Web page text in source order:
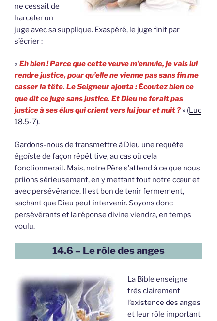
ne cessait de
harceler un
juge avec sa supplique. Exaspéré, le juge finit par
s’écrier :
« Eh bien ! Parce que cette veuve m’ennuie, je vais lui
rendre justice, pour qu’elle ne vienne pas sans fin me
casser la tête. Le Seigneur ajouta : Écoutez bien ce
que dit ce juge sans justice. Et Dieu ne ferait pas
justice à ses élus qui crient vers lui jour et nuit ?» (Luc
18.5-7).
Gardons-nous de transmettre à Dieu une requête
égoïste de façon répétitive, au cas où cela
fonctionnerait. Mais, notre Père s’attend à ce que nous
priions sérieusement, en y mettant tout notre cœur et
avec persévérance. Il est bon de tenir fermement,
sachant que Dieu peut intervenir. Soyons donc
persévérants et la réponse divine viendra, en temps
voulu.
14.6 – Le rôle des anges
La Bible enseigne
très clairement
l’existence des anges
et leur rôle important